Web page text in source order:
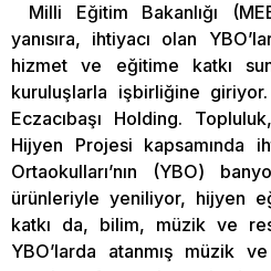
Milli Eğitim Bakanlığı
yanısıra, ihtiyacı olan
hizmet ve eğitime katkı
kuruluşlarla işbirliğine
Eczacıbaşı Holding.
Hijyen Projesi kapsamında
Ortaokulları’nın (YBO)
ürünleriyle yeniliyor, hijyen
katkı da, bilim, müzik ve
YBO’larda atanmış müzik